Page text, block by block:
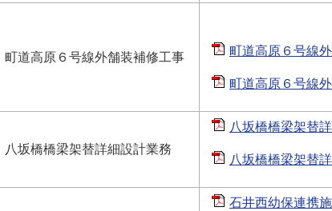
町道高原６号線外舗装補修工事 町道高原６号線
町道高原６号線
八坂橋橋梁架替詳細設計業務
八坂橋橋梁架替
八坂橋橋梁架替
石井西幼保連携